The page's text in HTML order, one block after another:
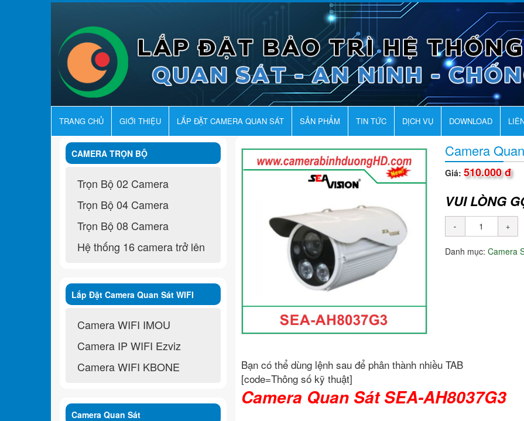
TRANG CHỦ GIỚI THIỆU LẮP ĐẶT CAMERA QUAN SÁT SẢN PHẨM TIN TỨC DỊCH VỤ DOWNLOAD
Camera
Giá: 510.000 đ
VUI LÒNG
Danh mục: Camera
Bạn có thể dùng lệnh sau để phân thành nhiều TAB
[code=Thông số kỹ thuật]
Camera Quan Sát SEA-AH8037G3
CAMERA TRỌN BỘ
Trọn Bộ 02 Camera
Trọn Bộ 04 Camera
Trọn Bộ 08 Camera
Hệ thống 16 camera trở lên
Lắp Đặt Camera Quan Sát WIFI
Không Dây
Camera WIFI IMOU
Camera IP WIFI Ezviz
Camera WIFI KBONE
Camera Quan Sát